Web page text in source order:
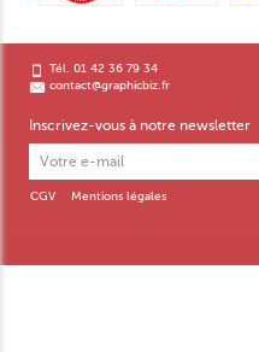
Tél. 01 42 36 79 34
contact@graphicbiz.fr
Inscrivez-vous à notre newsletter
CGV Mentions légales